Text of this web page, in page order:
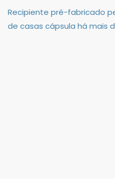
Recipiente pré-fabricado
de casas cápsula há mais